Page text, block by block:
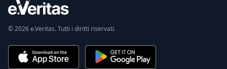
© 2026 e.Veritas. Tutti i diritti riservati.